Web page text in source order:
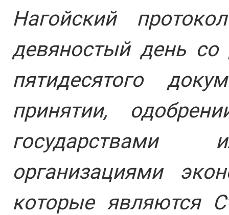
Нагойский
девяностый день
пятидесятого
принятии,
государствами
организациями
которые являются